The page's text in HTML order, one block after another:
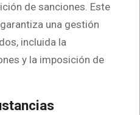
de sanciones. Este
una gestión
incluida la
y la imposición de